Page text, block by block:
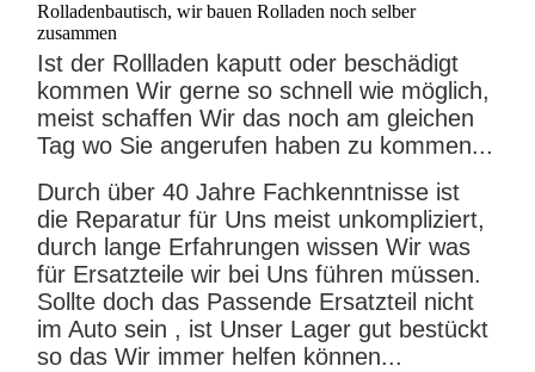
Rolladenbautisch, wir bauen Rolladen noch selber
zusammen
Ist der Rollladen kaputt oder beschädigt
kommen Wir gerne so schnell wie möglich,
meist schaffen Wir das noch am gleichen
Tag wo Sie angerufen haben zu kommen...
Durch über 40 Jahre Fachkenntnisse ist
die Reparatur für Uns meist unkompliziert,
durch lange Erfahrungen wissen Wir was
für Ersatzteile wir bei Uns führen müssen.
Sollte doch das Passende Ersatzteil nicht
im Auto sein , ist Unser Lager gut bestückt
so das Wir immer helfen können...